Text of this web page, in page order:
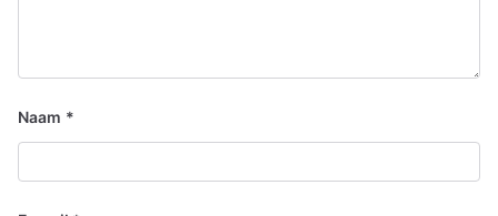
Naam *